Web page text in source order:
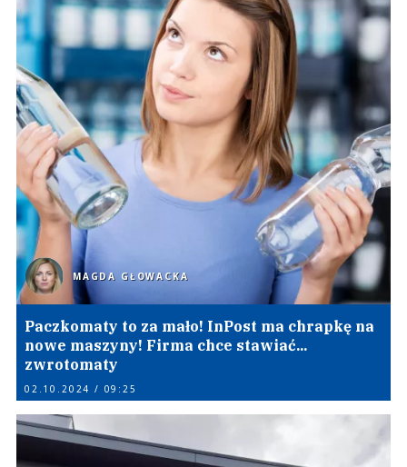
MAGDA GŁOWACKA
Paczkomaty to za mało! InPost ma chrapkę na
nowe maszyny! Firma chce stawiać...
zwrotomaty
02.10.2024 / 09:25